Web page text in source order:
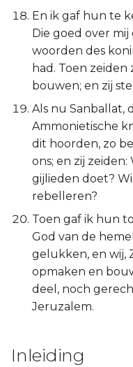
En ik gaf hun te
Die goed over mij
woorden des
had. Toen zeiden
bouwen; en zij
Als nu Sanballat,
Ammonietische
dit hoorden, zo
ons; en zij
gijlieden doet?
rebelleren?
Toen gaf ik hun
God van de
gelukken, en wij,
opmaken en
deel, noch
Jeruzalem.
Inleiding